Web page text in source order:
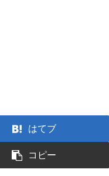
はてブ
コピー